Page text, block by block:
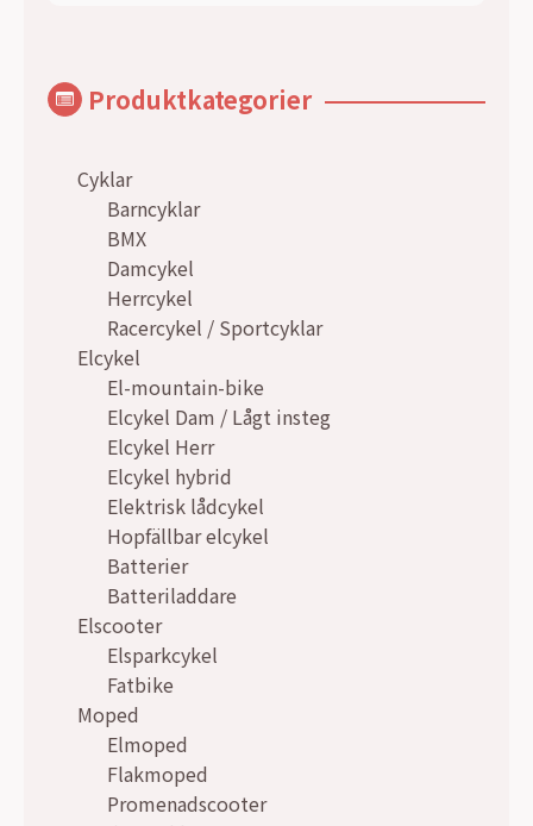
Produktkategorier
Cyklar
Barncyklar
BMX
Damcykel
Herrcykel
Racercykel / Sportcyklar
Elcykel
El-mountain-bike
Elcykel Dam / Lågt insteg
Elcykel Herr
Elcykel hybrid
Elektrisk lådcykel
Hopfällbar elcykel
Batterier
Batteriladdare
Elscooter
Elsparkcykel
Fatbike
Moped
Elmoped
Flakmoped
Promenadscooter